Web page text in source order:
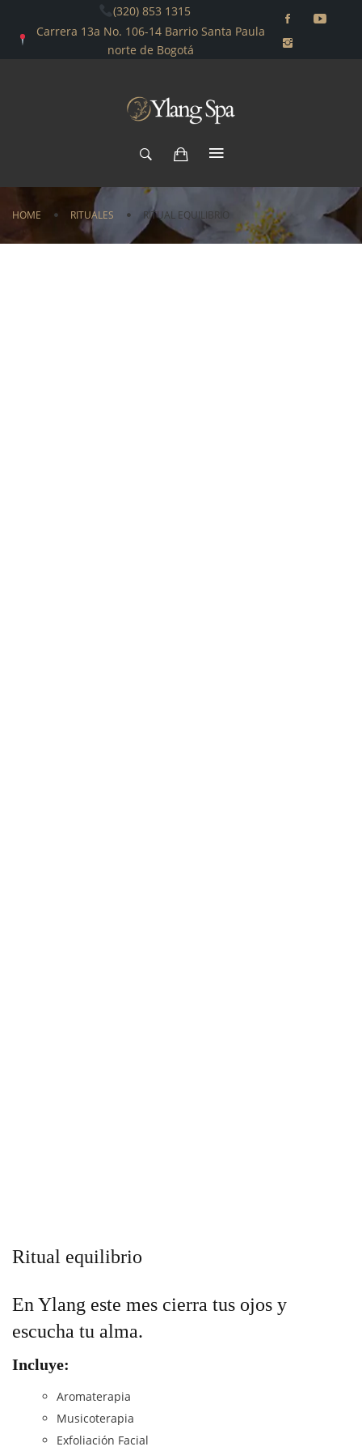
(320) 853 1315
Carrera 13a No. 106-14 Barrio Santa Paula
norte de Bogotá
HOME RITUALES RITUAL EQUILIBRIO
Ritual equilibrio
En Ylang este mes cierra tus ojos y
escucha tu alma.
Incluye:
Aromaterapia
Musicoterapia
Exfoliación Facial